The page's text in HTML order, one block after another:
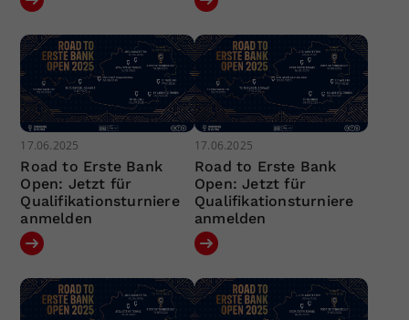
17.06.2025
Road to Erste Bank
Open: Jetzt für
Qualifikationsturniere
anmelden
17.06.2025
Road to Erste Bank
Open: Jetzt für
Qualifikationsturniere
anmelden